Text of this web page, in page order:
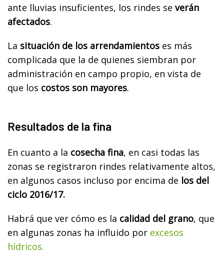
ante lluvias insuficientes, los rindes se verán
afectados.
La situación de los arrendamientos es más
complicada que la de quienes siembran por
administración en campo propio, en vista de
que los costos son mayores.
Resultados de la fina
En cuanto a la cosecha fina, en casi todas las
zonas se registraron rindes relativamente altos,
en algunos casos incluso por encima de los del
ciclo 2016/17.
Habrá que ver cómo es la calidad del grano, que
en algunas zonas ha influido por excesos
hídricos.